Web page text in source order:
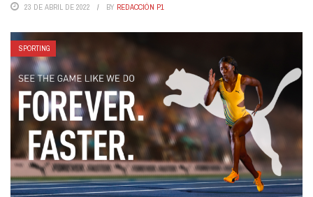
23 DE ABRIL DE 2022 BY REDACCIÓN P1
SPORTING